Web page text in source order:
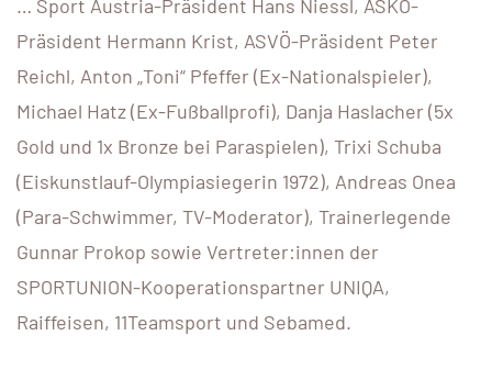
… Sport Austria-Präsident Hans Niessl, ASKÖ-
Präsident Hermann Krist, ASVÖ-Präsident Peter
Reichl, Anton „Toni“ Pfeffer (Ex-Nationalspieler),
Michael Hatz (Ex-Fußballprofi), Danja Haslacher (5x
Gold und 1x Bronze bei Paraspielen), Trixi Schuba
(Eiskunstlauf-Olympiasiegerin 1972), Andreas Onea
(Para-Schwimmer, TV-Moderator), Trainerlegende
Gunnar Prokop sowie Vertreter:innen der
SPORTUNION-Kooperationspartner UNIQA,
Raiffeisen, 11Teamsport und Sebamed.